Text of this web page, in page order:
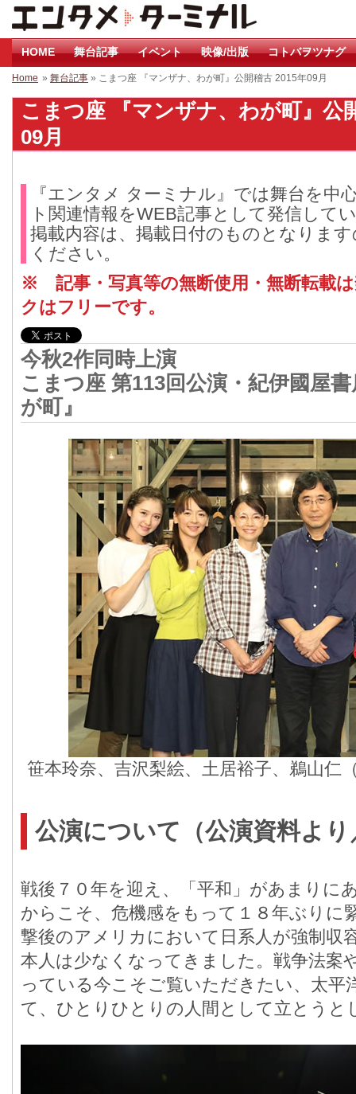
HOME 舞台記事 イベント 映像/出版 コトバヲツナグ
Home » 舞台記事 » こまつ座 『マンザナ、わが町』公開稽古 2015年09月
こまつ座 『マンザナ、わが町』公
09月
『エンタメ ターミナル』では舞台を中
ト関連情報をWEB記事として発信して
掲載内容は、掲載日付のものとなりま
ください。
※ 記事・写真等の無断使用・無断転載
クはフリーです。
今秋2作同時上演
こまつ座 第113回公演・紀伊國屋
が町』
笹本玲奈、吉沢梨絵、土居裕子、鵜山仁
公演について（公演資料より
戦後７０年を迎え、「平和」があまりに
からこそ、危機感をもって１８年ぶりに
撃後のアメリカにおいて日系人が強制収
本人は少なくなってきました。戦争法案
っている今こそご覧いただきたい、太平
て、ひとりひとりの人間として立とうと